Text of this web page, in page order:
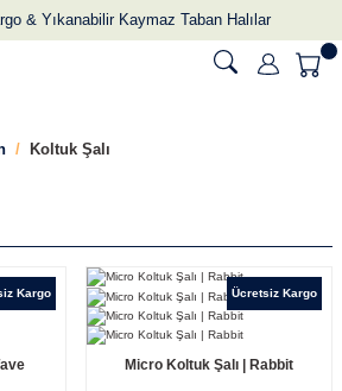
& Yıkanabilir Kaymaz Taban Halılar
Koltuk Şalı
Kargo Ücretsiz Kargo
Micro Koltuk Şalı | Rabbit